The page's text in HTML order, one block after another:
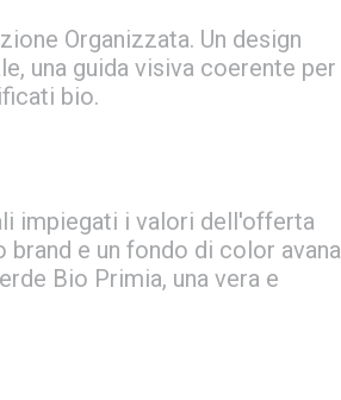
Organizzata. Un design
una guida visiva coerente per
bio.
impiegati i valori dell'offerta
e un fondo di color avana
Bio Primia, una vera e